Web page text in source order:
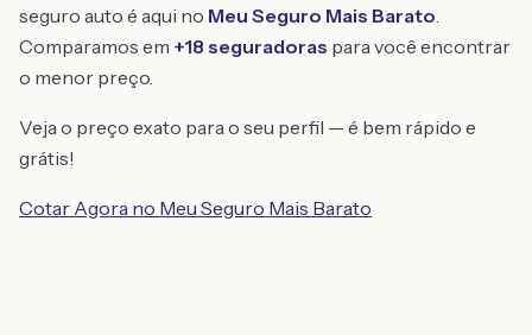
seguro auto é aqui no Meu Seguro Mais Barato.
Comparamos em +18 seguradoras para você encontrar
o menor preço.
Veja o preço exato para o seu perfil — é bem rápido e
grátis!
Cotar Agora no Meu Seguro Mais Barato